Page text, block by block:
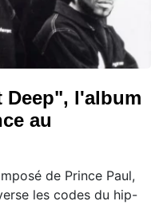
Deep", l'album
au
de Prince Paul,
les codes du hip-